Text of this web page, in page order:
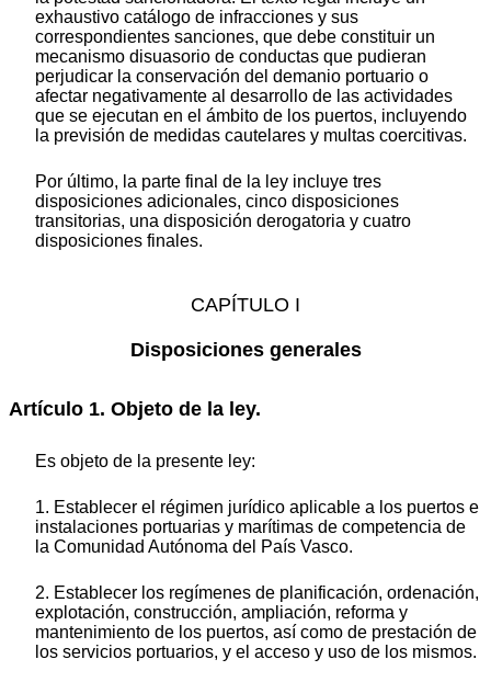
exhaustivo catálogo de infracciones y sus
correspondientes sanciones, que debe constituir un
mecanismo disuasorio de conductas que pudieran
perjudicar la conservación del demanio portuario o
afectar negativamente al desarrollo de las actividades
que se ejecutan en el ámbito de los puertos, incluyendo
la previsión de medidas cautelares y multas coercitivas.
Por último, la parte final de la ley incluye tres
disposiciones adicionales, cinco disposiciones
transitorias, una disposición derogatoria y cuatro
disposiciones finales.
CAPÍTULO I
Disposiciones generales
Artículo 1. Objeto de la ley.
Es objeto de la presente ley:
1. Establecer el régimen jurídico aplicable a los puertos e
instalaciones portuarias y marítimas de competencia de
la Comunidad Autónoma del País Vasco.
2. Establecer los regímenes de planificación, ordenación,
explotación, construcción, ampliación, reforma y
mantenimiento de los puertos, así como de prestación de
los servicios portuarios, y el acceso y uso de los mismos.